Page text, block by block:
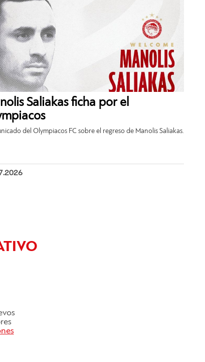
Saliakas ficha por el
del Olympiacos FC sobre el regreso de Manolis Saliakas.